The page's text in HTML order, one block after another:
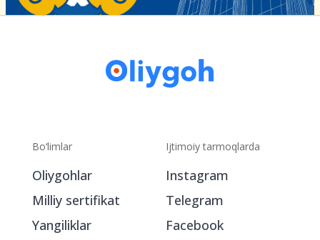
Bo‘limlar
Oliygohlar
Milliy sertifikat
Yangiliklar
Ijtimoiy tarmoqlarda
Instagram
Telegram
Facebook